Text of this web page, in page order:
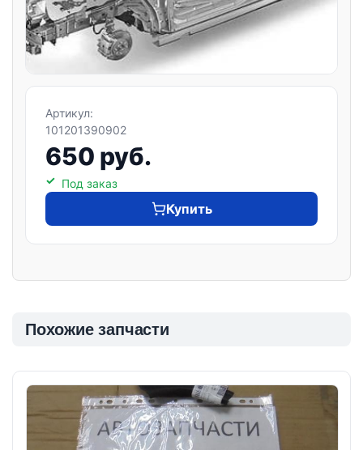
Артикул:
101201390902
650 руб.
Под заказ
Купить
Похожие запчасти